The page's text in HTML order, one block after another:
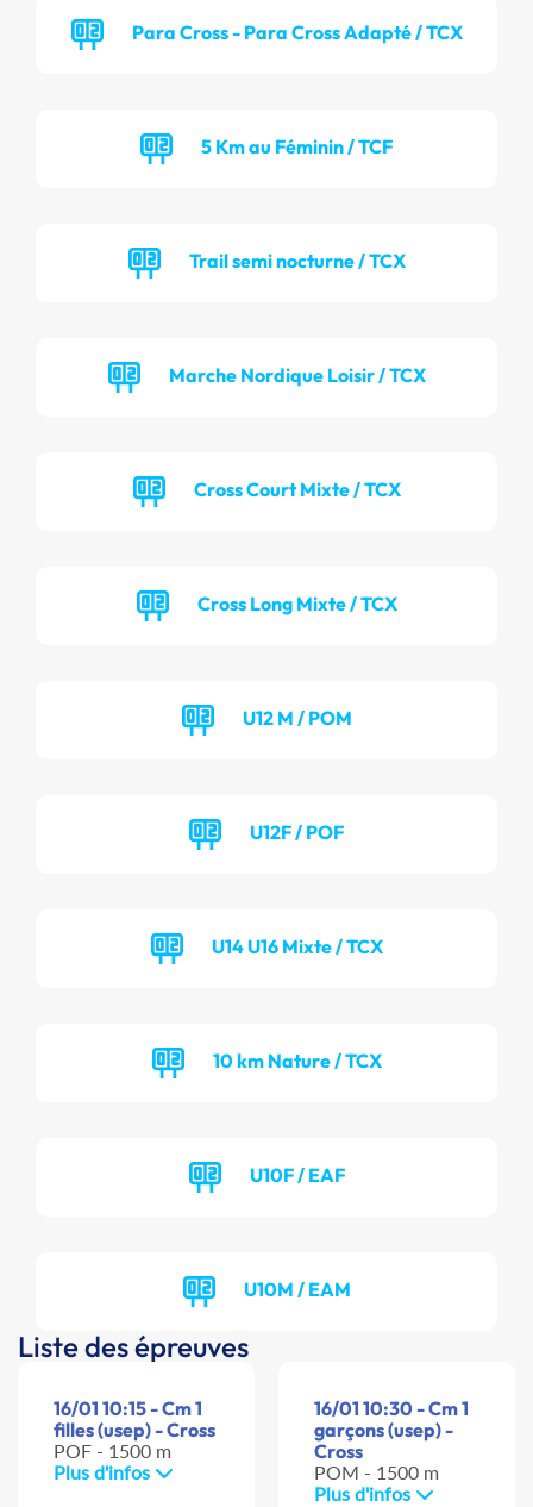
Para Cross - Para Cross Adapté / TCX
5 Km au Féminin / TCF
Trail semi nocturne / TCX
Marche Nordique Loisir / TCX
Cross Court Mixte / TCX
Cross Long Mixte / TCX
U12 M / POM
U12F / POF
U14 U16 Mixte / TCX
10 km Nature / TCX
U10F / EAF
U10M / EAM
Liste des épreuves
16/01 10:15 - Cm 1
filles (usep) - Cross
POF - 1500 m
Plus d'infos
16/01 10:30 - Cm 1
garçons (usep) -
Cross
POM - 1500 m
Plus d'infos